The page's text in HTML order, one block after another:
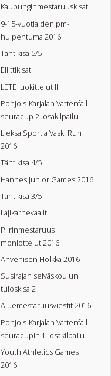
Kaupunginmestaruuskisat
9-15-vuotiaiden pm-
huipentuma 2016
Tähtikisa 5/5
Eliittikisat
LETE luokittelut III
Pohjois-Karjalan Vattenfall-
seuracup 2. osakilpailu
Lieksa Sportia Vaski Run
2016
Tähtikisa 4/5
Hannes Junior Games 2016
Tähtikisa 3/5
Lajikarnevaalit
Piirinmestaruus
moniottelut 2016
Ahvenisen Hölkkä 2016
Susirajan seiväskoulun
tuloskisa 2
Aluemestaruusviestit 2016
Pohjois-Karjalan Vattenfall-
seuracupin 1. osakilpailu
Youth Athletics Games
2016